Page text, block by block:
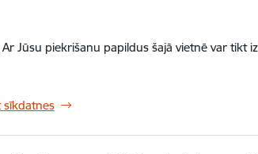
Jūsu piekrišanu papildus šajā vietnē var tikt
sīkdatnes